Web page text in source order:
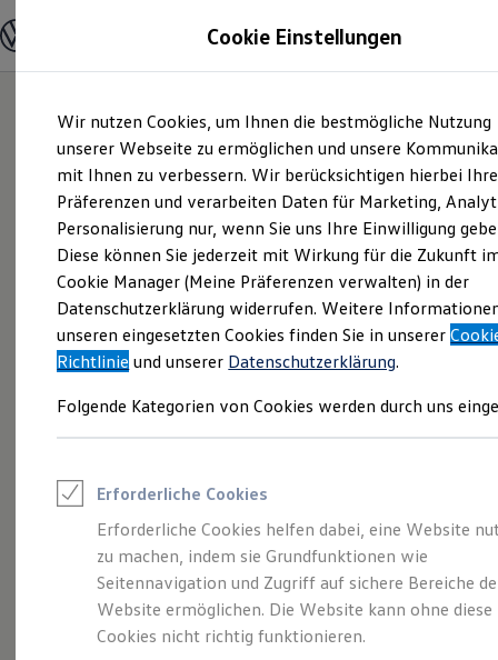
Hauptinhalt
springen
Footer
springen
Modelle und Konfigurator
Modelle vergleichen
Elektroautos
ENERGY Sondermodelle
Nutzfahrzeuge
SUV und CUV
Familienautos
Kombis
Kompaktwagen
Sportwagen
Schnell verfügbare Fahrzeuge
Angebote und Produkte
Aktuelle Angebote
E-Auto-Förderung
Volkswagen Marktplatz
Junge Gebrauchtwagen und Gebrauchtwagen
Saisonangebote
Leasing
Leasing-Angebote
Gebrauchtwagen Leasing
Junge Gebrauchtwagen-Leasing
Elektroauto Leasing
Kleinwagen-Leasing
Leasing ohne Anzahlung
Größer. Entspannter.
Reichweiter. Der ID.7.
Cookie Einstellungen
Wir nutzen Cookies, um Ihnen die bestmögliche Nutzung
unserer Webseite zu ermöglichen und unsere
mit Ihnen zu verbessern. Wir berücksichtigen hierbei Ihre
Präferenzen und verarbeiten Daten für Marketing,
Personalisierung nur, wenn Sie uns Ihre Einwilligung
Diese können Sie jederzeit mit Wirkung für die Zukunft
Cookie Manager (Meine Präferenzen verwalten) in der
Datenschutzerklärung widerrufen. Weitere
unseren eingesetzten Cookies finden Sie in unserer
Richtlinie und unserer Datenschutzerklärung.
Folgende Kategorien von Cookies werden durch uns
Erforderliche Cookies
Erforderliche Cookies helfen dabei, eine Website
zu machen, indem sie Grundfunktionen wie
Seitennavigation und Zugriff auf sichere Bereiche
Website ermöglichen. Die Website kann ohne diese
Cookies nicht richtig funktionieren.